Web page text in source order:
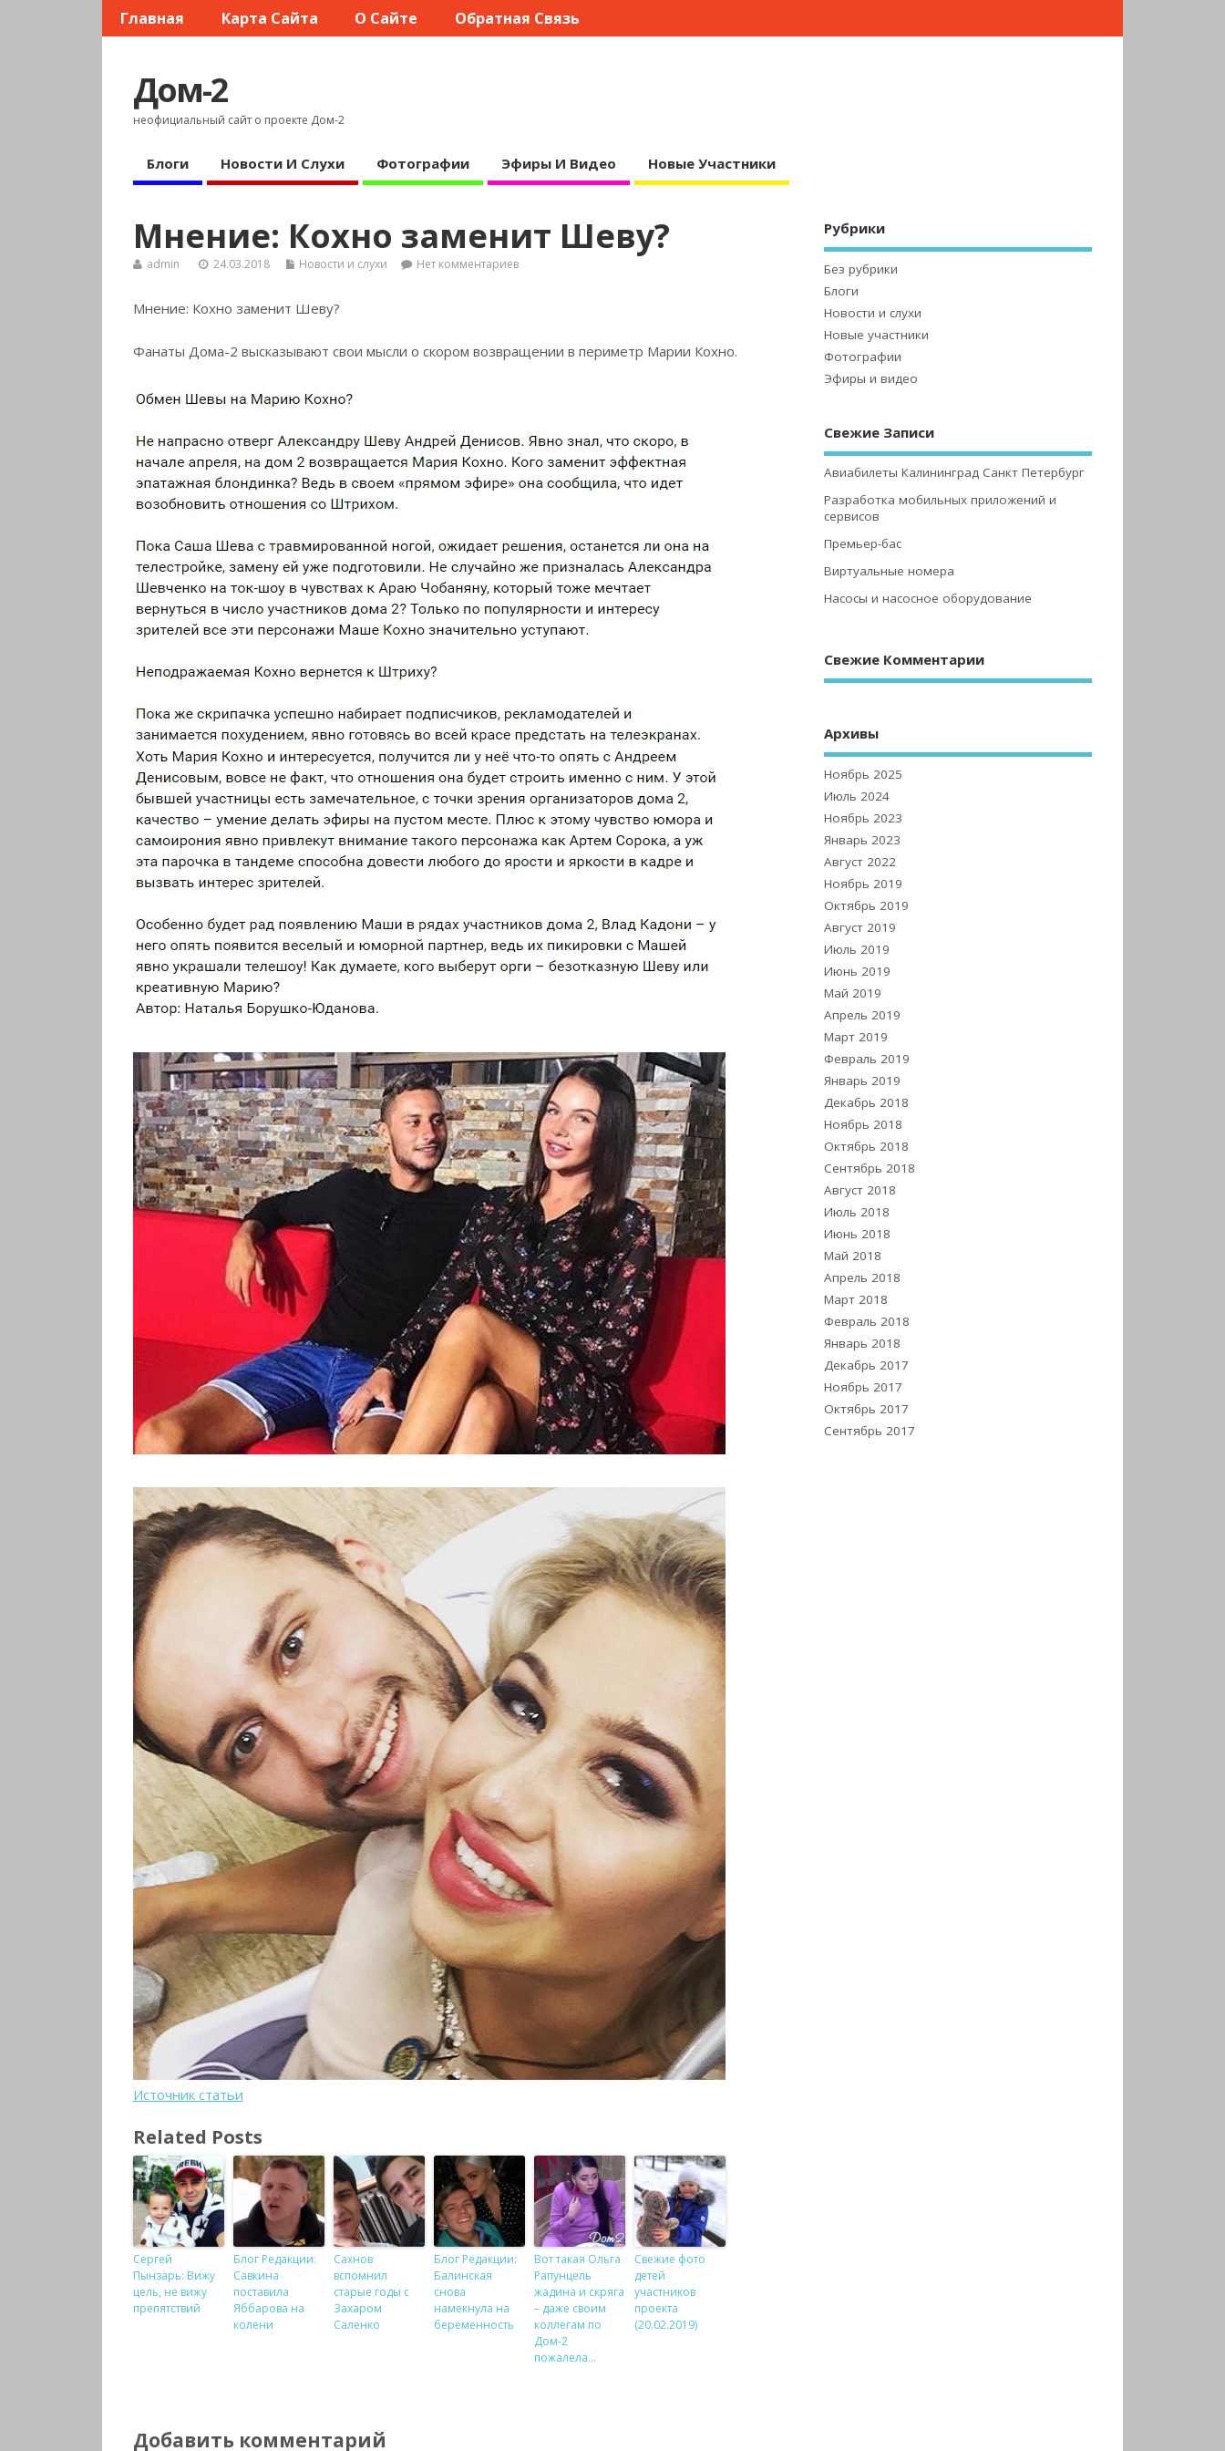
Главная Карта Сайта О Сайте Обратная Связь
Дом-2
неофициальный сайт о проекте Дом-2
Блоги Новости И Слухи Фотографии Эфиры И Видео Новые Участники
Мнение: Кохно заменит Шеву?
admin 24.03.2018 Новости и слухи Нет комментариев
Мнение: Кохно заменит Шеву?
Фанаты Дома-2 высказывают свои мысли о скором возвращении в периметр Марии Кохно.
Источник статьи
Related Posts
Сергей
Пынзарь: Вижу
цель, не вижу
препятствий
Блог Редакции:
Савкина
поставила
Яббарова на
колени
Сахнов
вспомнил
старые годы с
Захаром
Саленко
Блог Редакции:
Балинская
снова
намекнула на
беременность
Вот такая Ольга
Рапунцель
жадина и скряга
– даже своим
коллегам по
Дом-2
пожалела…
Свежие фото
детей
участников
проекта
(20.02.2019)
Добавить комментарий
Рубрики
Без рубрики
Блоги
Новости и слухи
Новые участники
Фотографии
Эфиры и видео
Свежие Записи
Авиабилеты Калининград Санкт Петербург
Разработка мобильных приложений и
сервисов
Премьер-бас
Виртуальные номера
Насосы и насосное оборудование
Свежие Комментарии
Архивы
Ноябрь 2025
Июль 2024
Ноябрь 2023
Январь 2023
Август 2022
Ноябрь 2019
Октябрь 2019
Август 2019
Июль 2019
Июнь 2019
Май 2019
Апрель 2019
Март 2019
Февраль 2019
Январь 2019
Декабрь 2018
Ноябрь 2018
Октябрь 2018
Сентябрь 2018
Август 2018
Июль 2018
Июнь 2018
Май 2018
Апрель 2018
Март 2018
Февраль 2018
Январь 2018
Декабрь 2017
Ноябрь 2017
Октябрь 2017
Сентябрь 2017